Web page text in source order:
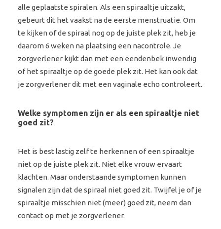
alle geplaatste spiralen. Als een spiraaltje uitzakt,
gebeurt dit het vaakst na de eerste menstruatie. Om
te kijken of de spiraal nog op de juiste plek zit, heb je
daarom 6 weken na plaatsing een nacontrole. Je
zorgverlener kijkt dan met een eendenbek inwendig
of het spiraaltje op de goede plek zit. Het kan ook dat
je zorgverlener dit met een vaginale echo controleert.
Welke symptomen zijn er als een spiraaltje niet
goed zit?
Het is best lastig zelf te herkennen of een spiraaltje
niet op de juiste plek zit. Niet elke vrouw ervaart
klachten. Maar onderstaande symptomen kunnen
signalen zijn dat de spiraal niet goed zit. Twijfel je of je
spiraaltje misschien niet (meer) goed zit, neem dan
contact op met je zorgverlener.